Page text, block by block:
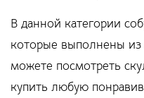
В данной категории
которые выполнены из
можете посмотреть
купить любую